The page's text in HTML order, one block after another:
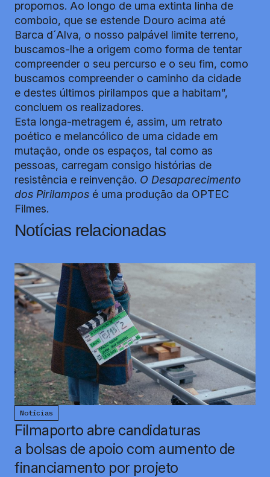
propomos. Ao longo de uma extinta linha de
comboio, que se estende Douro acima até
Barca d´Alva, o nosso palpável limite terreno,
buscamos-lhe a origem como forma de tentar
compreender o seu percurso e o seu fim, como
buscamos compreender o caminho da cidade
e destes últimos pirilampos que a habitam”,
concluem os realizadores.
Esta longa-metragem é, assim, um retrato
poético e melancólico de uma cidade em
mutação, onde os espaços, tal como as
pessoas, carregam consigo histórias de
resistência e reinvenção. O Desaparecimento
dos Pirilampos é uma produção da OPTEC
Filmes.
Notícias relacionadas
Notícias
Filmaporto abre candidaturas
a bolsas de apoio com aumento de
financiamento por projeto